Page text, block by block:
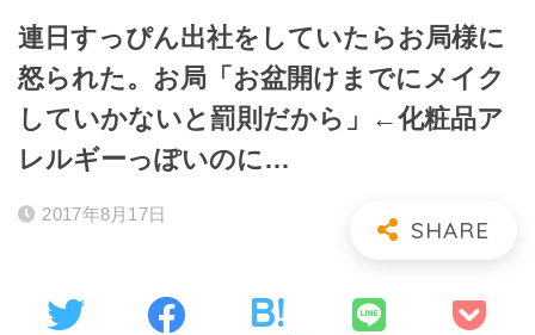
連日すっぴん出社をしていたらお局様に
怒られた。お局「お盆開けまでにメイク
していかないと罰則だから」←化粧品ア
レルギーっぽいのに…
2017年8月17日